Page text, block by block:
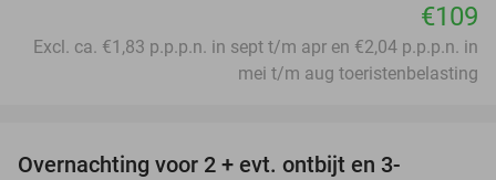
€109
Excl. ca. €1,83 p.p.p.n. in sept t/m apr en €2,04 p.p.p.n. in
mei t/m aug toeristenbelasting
Overnachting voor 2 + evt. ontbijt en 3-